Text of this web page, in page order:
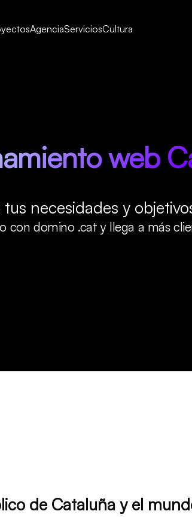
AgenciaServiciosCultura
web
necesidades y
con domino .cat y llega a más
de Cataluña y el